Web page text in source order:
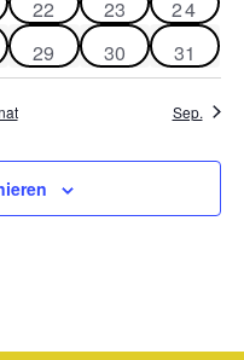
0 Veranstaltungen
22 0
23 1
24
0 Veranstaltungen
29 0
30 0
31
Sep.